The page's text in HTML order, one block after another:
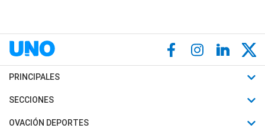
PRINCIPALES
Últimas Noticias
Política
SECCIONES
Horóscopo
OVACIÓN DEPORTES